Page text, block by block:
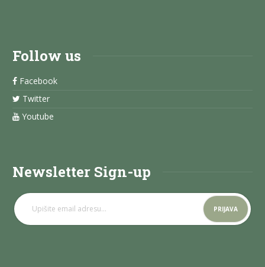
Follow us
Facebook
Twitter
Youtube
Newsletter Sign-up